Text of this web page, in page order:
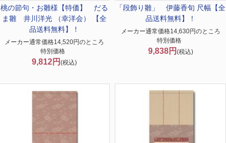
桃の節句・お雛様 【特価】 だる
ま雛 井川洋光 （幸洋会） 【全
品送料無料】！
メーカー通常価格14,520円のところ
特別価格
9,812円 (税込)
「段飾り雛」 伊藤香旬 尺幅【全
品送料無料】！
メーカー通常価格14,630円のところ
特別価格
9,838円 (税込)